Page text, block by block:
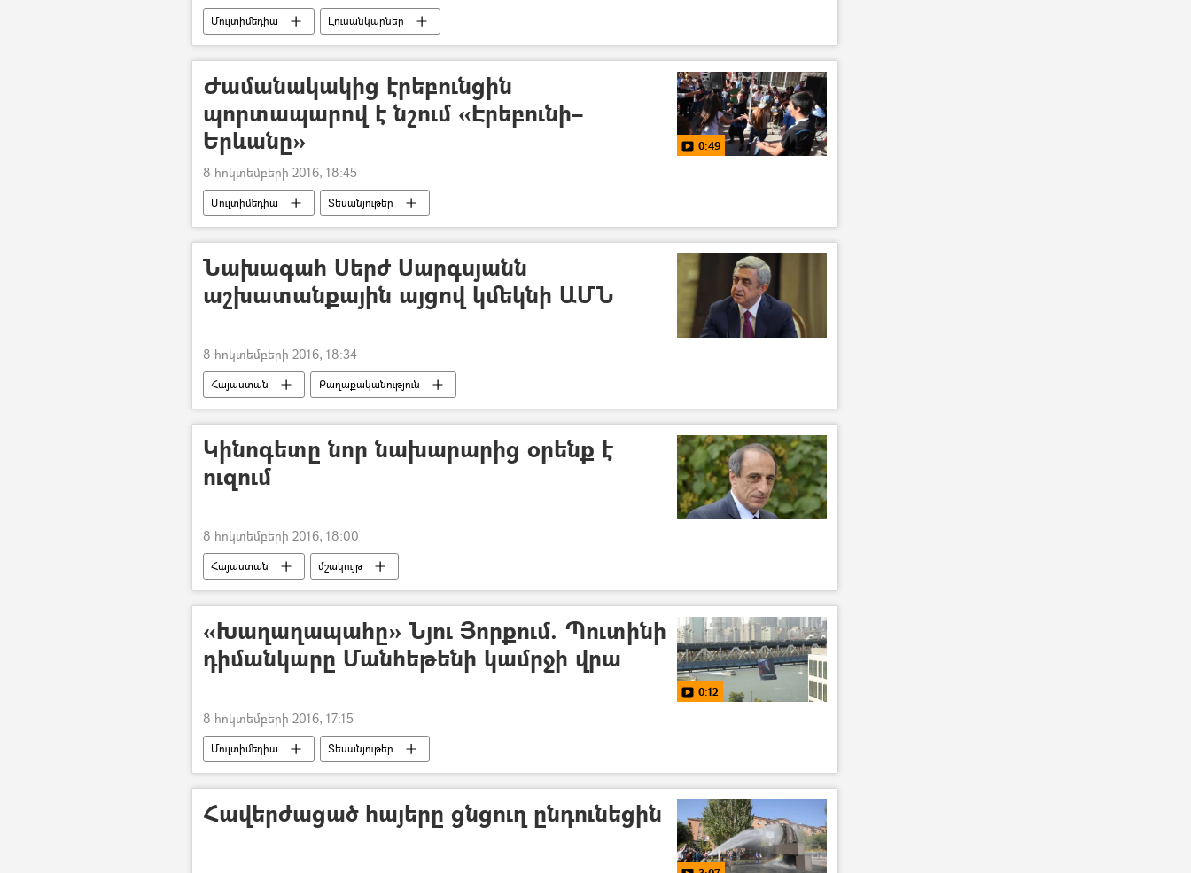
Մուլտիմեդիա Լուսանկարներ
Ժամանակակից էրեբունցին
պորտապարով է նշում «Էրեբունի–
Երևանը»
0:49
8 հոկտեմբերի 2016, 18:45
Մուլտիմեդիա Տեսանյութեր
Նախագահ Սերժ Սարգսյանն
աշխատանքային այցով կմեկնի ԱՄՆ
8 հոկտեմբերի 2016, 18:34
Հայաստան Քաղաքականություն
Կինոգետը նոր նախարարից օրենք է
ուզում
8 հոկտեմբերի 2016, 18:00
Հայաստան մշակույթ
«Խաղաղապահը» Նյու Յորքում. Պուտինի
դիմանկարը Մանհեթենի կամրջի վրա
0:12
8 հոկտեմբերի 2016, 17:15
Մուլտիմեդիա Տեսանյութեր
Հավերժացած հայերը ցնցուղ ընդունեցին